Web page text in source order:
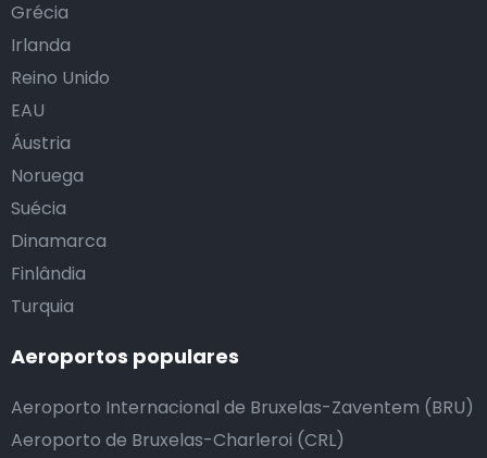
Grécia
Irlanda
Reino Unido
EAU
Áustria
Noruega
Suécia
Dinamarca
Finlândia
Turquia
Aeroportos populares
Aeroporto Internacional de Bruxelas-Zaventem (BRU)
Aeroporto de Bruxelas-Charleroi (CRL)